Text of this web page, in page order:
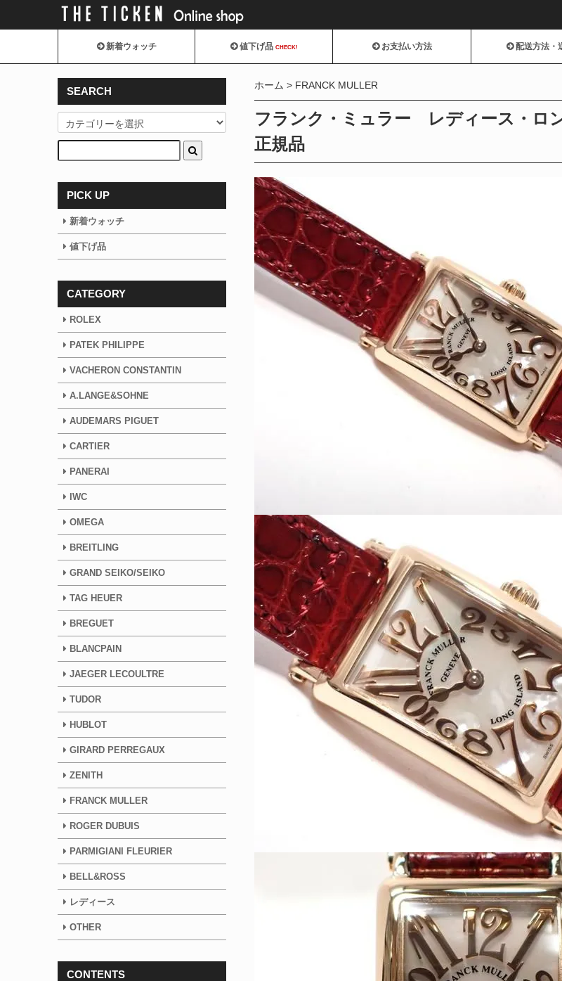
新着ウォッチ 値下げ品 CHECK! お支払い方法 配送方法・
ホーム FRANCK MULLER
フランク・ミュラー レディース・
正規品
SEARCH
PICK UP
新着ウォッチ
値下げ品
CATEGORY
ROLEX
PATEK PHILIPPE
VACHERON CONSTANTIN
A.LANGE&SOHNE
AUDEMARS PIGUET
CARTIER
PANERAI
IWC
OMEGA
BREITLING
GRAND SEIKO/SEIKO
TAG HEUER
BREGUET
BLANCPAIN
JAEGER LECOULTRE
TUDOR
HUBLOT
GIRARD PERREGAUX
ZENITH
FRANCK MULLER
ROGER DUBUIS
PARMIGIANI FLEURIER
BELL&ROSS
レディース
OTHER
CONTENTS